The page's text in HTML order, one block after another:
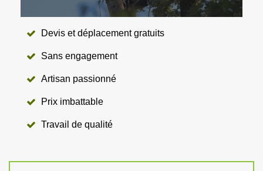
Devis et déplacement gratuits
Sans engagement
Artisan passionné
Prix imbattable
Travail de qualité